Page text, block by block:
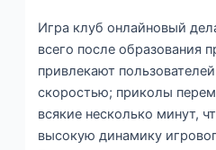
Игра клуб онлайновый
всего после образования
привлекают
скоростью; приколы
всякие несколько минут,
высокую динамику